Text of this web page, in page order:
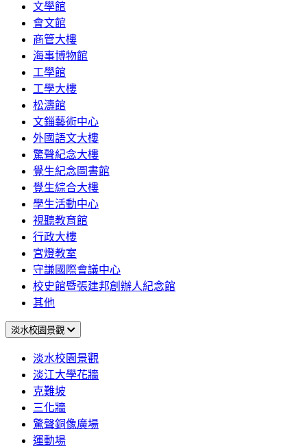
文學館
會文館
商管大樓
海事博物館
工學館
工學大樓
松濤館
文錙藝術中心
外國語文大樓
驚聲紀念大樓
覺生紀念圖書館
覺生綜合大樓
學生活動中心
視聽教育館
行政大樓
宮燈教室
守謙國際會議中心
校史館暨張建邦創辦人紀念館
其他
淡水校園景觀
淡水校園景觀
淡江大學花牆
克難坡
三化牆
驚聲銅像廣場
運動場